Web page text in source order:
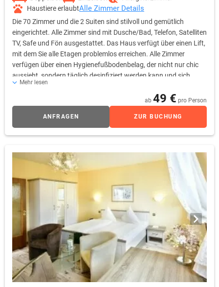
hinter dem Haus angeschloßen.
Im Foyer des Hauses gibt es einen Snackautomaten, an dem man
rund um die Uhr Getränke, Snacks und Hygieneartikel käuflich
erwerben kann.
Da sich das Hotel inmitten einer Fußgängerzone befindet, planen Sie
Ihre Anreise mit Auto bitte über die Weststraße 2.
Haustiere erlaubtAlle Zimmer Details
Die 70 Zimmer und die 2 Suiten sind stilvoll und gemütlich
eingerichtet. Alle Zimmer sind mit Dusche/Bad, Telefon, Satelliten
TV, Safe und Fön ausgestattet. Das Haus verfügt über einen Lift,
mit dem Sie alle Etagen problemlos erreichen. Alle Zimmer
verfügen über einen Hygienefußbodenbelag, der nicht nur chic
aussieht, sondern täglich desinfiziert werden kann und sich
ausgezeichnet für Allergiker eignet.
Mehr lesen
ab 49 € pro Person
ANFRAGEN ZUR BUCHUNG